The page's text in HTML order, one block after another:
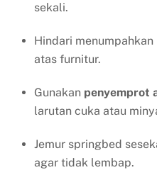
sekali.
Hindari
atas furnitur.
Gunakan penyemprot
larutan cuka atau
Jemur springbed
agar tidak lembap.